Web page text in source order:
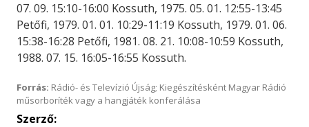
07. 09. 15:10-16:00 Kossuth, 1975. 05. 01. 12:55-13:45
Petőfi, 1979. 01. 01. 10:29-11:19 Kossuth, 1979. 01. 06.
15:38-16:28 Petőfi, 1981. 08. 21. 10:08-10:59 Kossuth,
1988. 07. 15. 16:05-16:55 Kossuth.
Forrás: Rádió- és Televízió Újság; Kiegészítésként Magyar Rádió
műsorboríték vagy a hangjáték konferálása
Szerző: